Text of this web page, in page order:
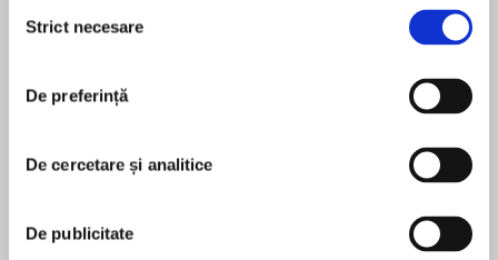
consimțământului
Strict necesare
De preferință
De cercetare și analitice
De publicitate
Unul dintre cele mai remarcabile personaje ale
acestui roman complex, aidoma unui paianjen
din mijlocul pânzei sale. Fascinanta, irezistibila
raufacatoare ca-n basme – cel puțin, așa și-o
Tony. Cele trei au fost colege la universitate cu
decenii în urma și s-au reîntâlnit la
MAI MULT
pentru această carte